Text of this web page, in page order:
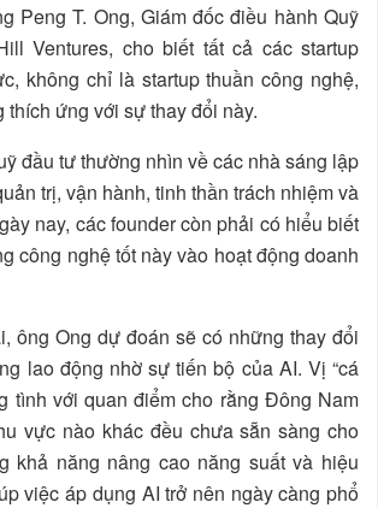
Peng T. Ong, Giám đốc điều hành Quỹ
Ventures, cho biết tất cả các startup
không chỉ là startup thuần công nghệ,
thích ứng với sự thay đổi này.
đầu tư thường nhìn về các nhà sáng lập
trị, vận hành, tinh thần trách nhiệm và
nay, các founder còn phải có hiểu biết
công nghệ tốt này vào hoạt động doanh
ông Ong dự đoán sẽ có những thay đổi
lao động nhờ sự tiến bộ của AI. Vị “cá
tình với quan điểm cho rằng Đông Nam
vực nào khác đều chưa sẵn sàng cho
khả năng nâng cao năng suất và hiệu
việc áp dụng AI trở nên ngày càng phổ